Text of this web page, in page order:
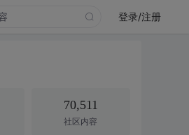
登录/注册
70,511
社区内容